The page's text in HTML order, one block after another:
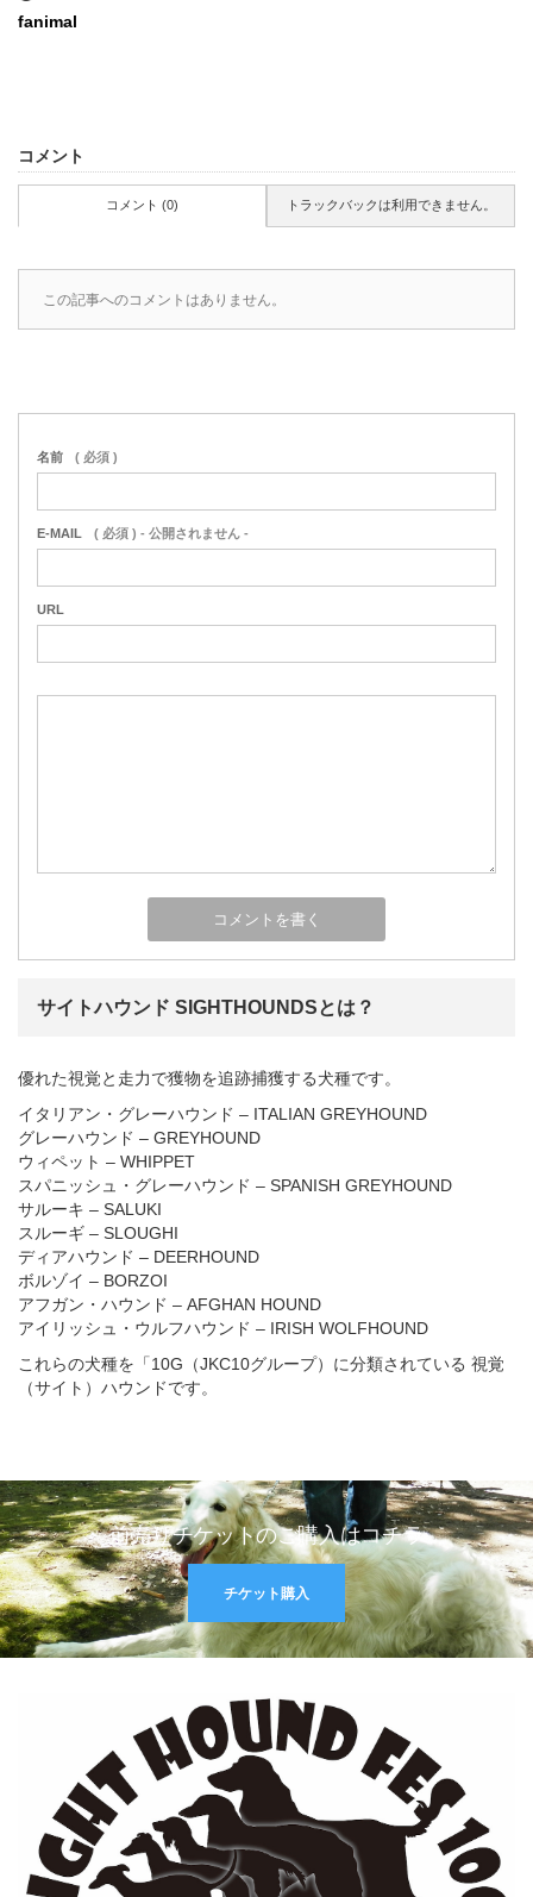
fanimal
コメント
コメント (0) トラックバックは利用できません。
この記事へのコメントはありません。
名前 ( 必須 )
E-MAIL ( 必須 ) - 公開されません -
URL
サイトハウンド SIGHTHOUNDSとは？
優れた視覚と走力で獲物を追跡捕獲する犬種です。
イタリアン・グレーハウンド – ITALIAN GREYHOUND
グレーハウンド – GREYHOUND
ウィペット – WHIPPET
スパニッシュ・グレーハウンド – SPANISH GREYHOUND
サルーキ – SALUKI
スルーギ – SLOUGHI
ディアハウンド – DEERHOUND
ボルゾイ – BORZOI
アフガン・ハウンド – AFGHAN HOUND
アイリッシュ・ウルフハウンド – IRISH WOLFHOUND
これらの犬種を「10G（JKC10グループ）に分類されている 視覚
（サイト）ハウンドです。
前売りチケットのご購入はコチラ
チケット購入